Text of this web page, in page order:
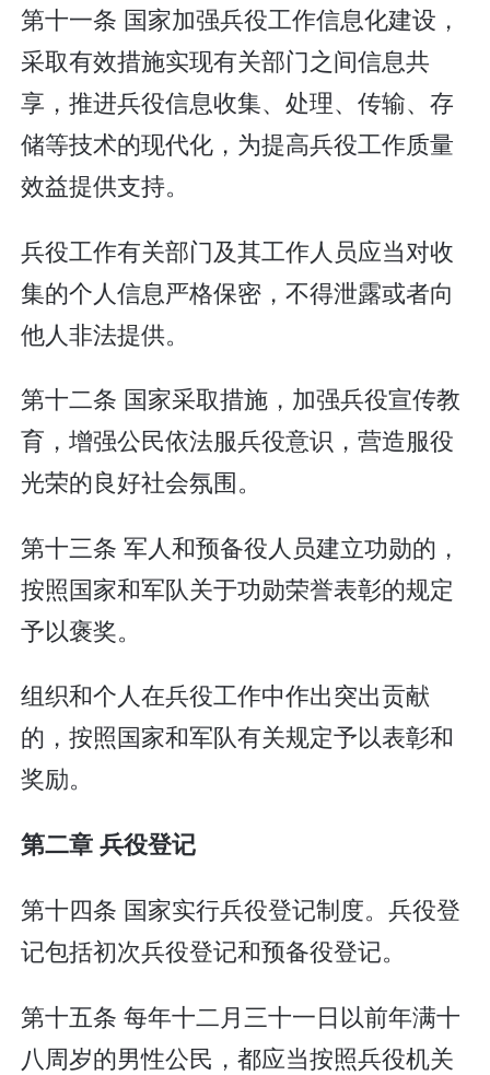
第十一条 国家加强兵役工作信息化建设，
采取有效措施实现有关部门之间信息共
享，推进兵役信息收集、处理、传输、存
储等技术的现代化，为提高兵役工作质量
效益提供支持。
兵役工作有关部门及其工作人员应当对收
集的个人信息严格保密，不得泄露或者向
他人非法提供。
第十二条 国家采取措施，加强兵役宣传教
育，增强公民依法服兵役意识，营造服役
光荣的良好社会氛围。
第十三条 军人和预备役人员建立功勋的，
按照国家和军队关于功勋荣誉表彰的规定
予以褒奖。
组织和个人在兵役工作中作出突出贡献
的，按照国家和军队有关规定予以表彰和
奖励。
第二章 兵役登记
第十四条 国家实行兵役登记制度。兵役登
记包括初次兵役登记和预备役登记。
第十五条 每年十二月三十一日以前年满十
八周岁的男性公民，都应当按照兵役机关